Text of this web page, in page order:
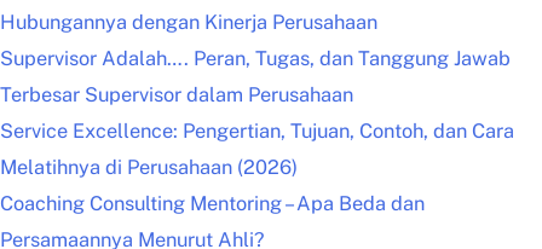
Hubungannya dengan Kinerja Perusahaan
Supervisor Adalah…. Peran, Tugas, dan Tanggung Jawab
Terbesar Supervisor dalam Perusahaan
Service Excellence: Pengertian, Tujuan, Contoh, dan Cara
Melatihnya di Perusahaan (2026)
Coaching Consulting Mentoring – Apa Beda dan
Persamaannya Menurut Ahli?